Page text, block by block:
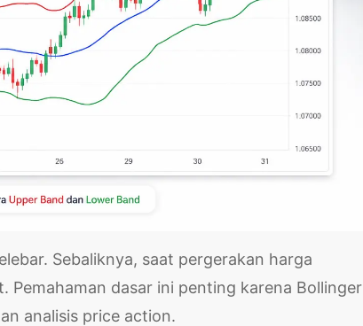
Sebaliknya, saat pergerakan harga
dasar ini penting karena Bollinger
analisis price action.